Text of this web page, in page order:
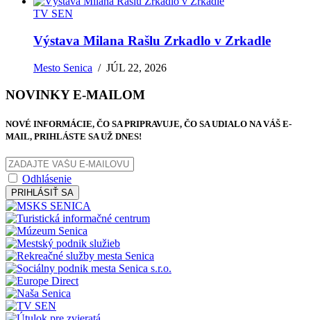
TV SEN
Výstava Milana Rašlu Zrkadlo v Zrkadle
Mesto Senica /JÚL 22, 2026
NOVINKY E-MAILOM
NOVÉ INFORMÁCIE, ČO SA PRIPRAVUJE, ČO SA UDIALO NA VÁŠ E-
MAIL, PRIHLÁSTE SA UŽ DNES!
Odhlásenie
PRIHLÁSIŤ SA